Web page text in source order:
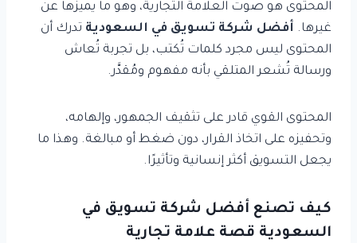
المحتوى هو صوت العلامة التجارية، وهو ما يميزها عن
غيرها. أفضل شركة تسويق في السعودية تدرك أن
المحتوى ليس مجرد كلمات تُكتب، بل تجربة تُعاش
ورسالة تُشعر المتلقي بأنه مفهوم ومُقدَّر.
المحتوى القوي قادر على تثقيف الجمهور، وإلهامه،
وتحفيزه على اتخاذ القرار، دون ضغط أو مبالغة. وهذا ما
يجعل التسويق أكثر إنسانية وتأثيرًا.
كيف تصنع أفضل شركة تسويق في
السعودية قصة علامة تجارية